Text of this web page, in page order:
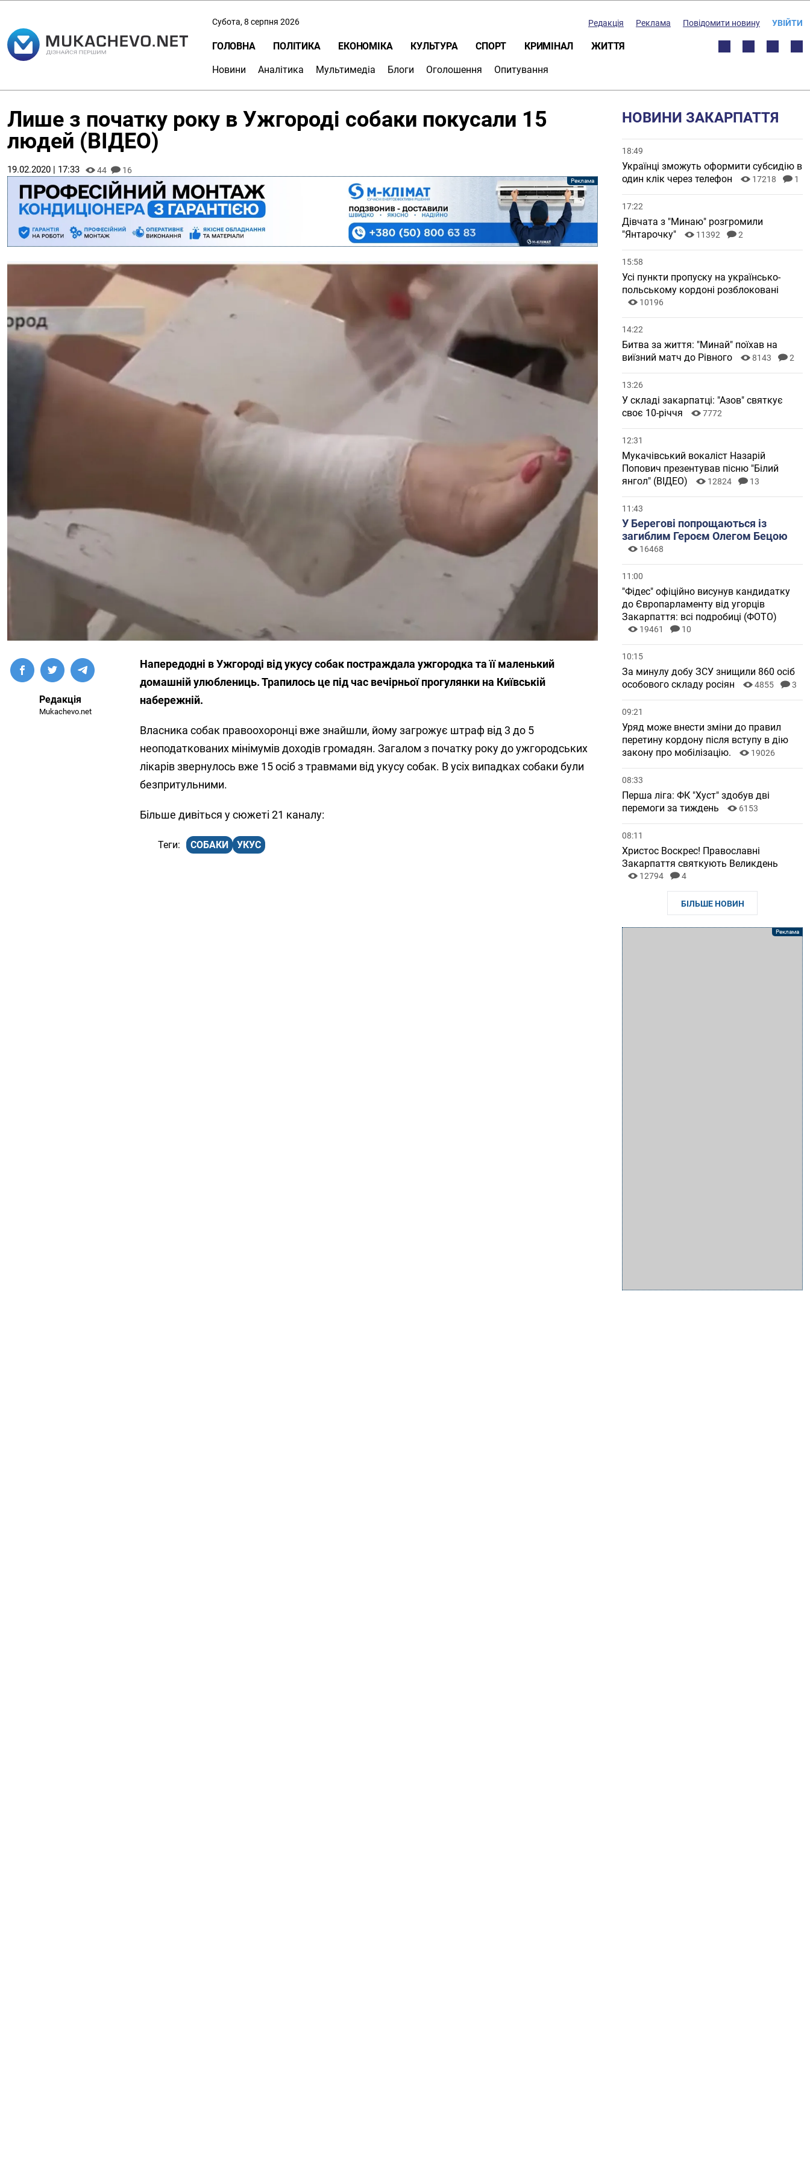
Субота, 8 серпня 2026 Редакція Реклама Повідомити новину УВІЙТИ
ГОЛОВНА ПОЛІТИКА ЕКОНОМІКА КУЛЬТУРА СПОРТ КРИМІНАЛ ЖИТТЯ
Новини Аналітика Мультимедіа Блоги Оголошення Опитування
Лише з початку року в Ужгороді собаки покусали 15
людей (ВІДЕО)
19.02.2020 | 17:33 44 16
Редакція
Mukachevo.net
Напередодні в Ужгороді від укусу собак постраждала ужгородка та її маленький
домашній улюблениць. Трапилось це під час вечірньої прогулянки на Київській
набережній.
Власника собак правоохоронці вже знайшли, йому загрожує штраф від 3 до 5
неоподаткованих мінімумів доходів громадян. Загалом з початку року до ужгородських
лікарів звернулось вже 15 осіб з травмами від укусу собак. В усіх випадках собаки були
безпритульними.
Більше дивіться у сюжеті 21 каналу:
СОБАКИ УКУС
НОВИНИ ЗАКАРПАТТЯ
18:49
Українці зможуть оформити субсидію в
один клік через телефон
17218 1
17:22
Дівчата з "Минаю" розгромили
"Янтарочку"
11392 2
15:58
Усі пункти пропуску на українсько-
польському кордоні розблоковані
10196
14:22
Битва за життя: "Минай" поїхав на
виїзний матч до Рівного
8143 2
13:26
У складі закарпатці: "Азов" святкує
своє 10-річчя
7772
12:31
Мукачівський вокаліст Назарій
Попович презентував пісню "Білий
янгол" (ВІДЕО)
12824 13
11:43
У Берегові попрощаються із
загиблим Героєм Олегом Бецою
16468
11:00
"Фідес" офіційно висунув кандидатку
до Європарламенту від угорців
Закарпаття: всі подробиці (ФОТО)
19461 10
10:15
За минулу добу ЗСУ знищили 860 осіб
особового складу росіян
4855 3
09:21
Уряд може внести зміни до правил
перетину кордону після вступу в дію
закону про мобілізацію.
19026
08:33
Перша ліга: ФК "Хуст" здобув дві
перемоги за тиждень
6153
08:11
Христос Воскрес! Православні
Закарпаття святкують Великдень
12794 4
БІЛЬШЕ НОВИН